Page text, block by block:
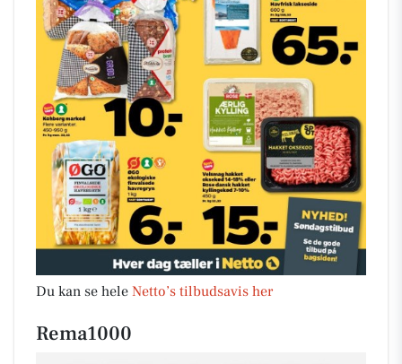
Du kan se hele Netto’s tilbudsavis her
Rema1000